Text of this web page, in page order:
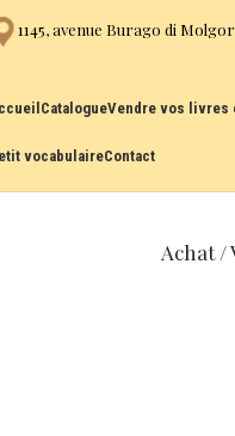
1145, avenue Burago di
CatalogueVendre vos livres
vocabulaireContact
Achat /